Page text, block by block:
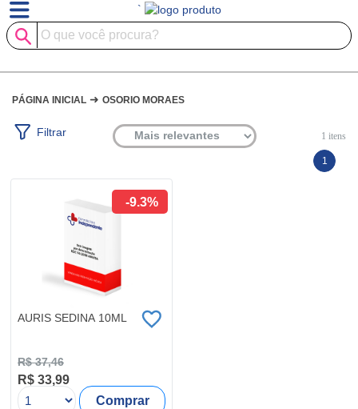
`
PÁGINA INICIAL ➜ OSORIO MORAES
Filtrar 1 itens
1
-9.3%
AURIS SEDINA 10ML
R$ 37,46
R$ 33,99
Comprar